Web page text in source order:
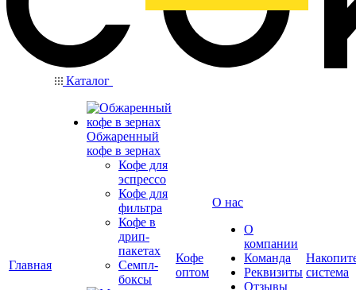
Главная
Каталог
Обжаренный
кофе в зернах
Кофе для
эспрессо
Кофе для
фильтра
Кофе в
дрип-
пакетах
Семпл-
боксы
Кофе
оптом
О нас
О
компании
Команда
Реквизиты
Отзывы
система